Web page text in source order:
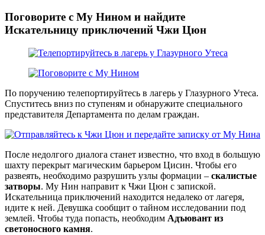
Поговорите с Му Нином и найдите
Искательницу приключений Чжи Цюн
По поручению телепортируйтесь в лагерь у Глазурного Утеса.
Спуститесь вниз по ступеням и обнаружите специального
представителя Департамента по делам граждан.
После недолгого диалога станет известно, что вход в большую
шахту перекрыт магическим барьером Цисин. Чтобы его
развеять, необходимо разрушить узлы формации – скалистые
затворы. Му Нин направит к Чжи Цюн с запиской.
Искательница приключений находится недалеко от лагеря,
идите к ней. Девушка сообщит о тайном исследовании под
землей. Чтобы туда попасть, необходим Адъювант из
светоносного камня.